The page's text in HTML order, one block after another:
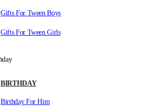
Gifts For Tween Boys
Gifts For Tween Girls
BIRTHDAY
Birthday For Him